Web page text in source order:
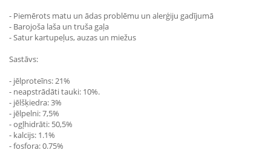
- Piemērots matu un ādas problēmu un alerģiju gadījumā
- Barojoša laša un truša gaļa
- Satur kartupeļus, auzas un miežus
Sastāvs:
- jēlproteīns: 21%
- neapstrādāti tauki: 10%.
- jēlšķiedra: 3%
- jēlpelni: 7,5%
- ogļhidrāti: 50,5%
- kalcijs: 1.1%
- fosfora: 0.75%